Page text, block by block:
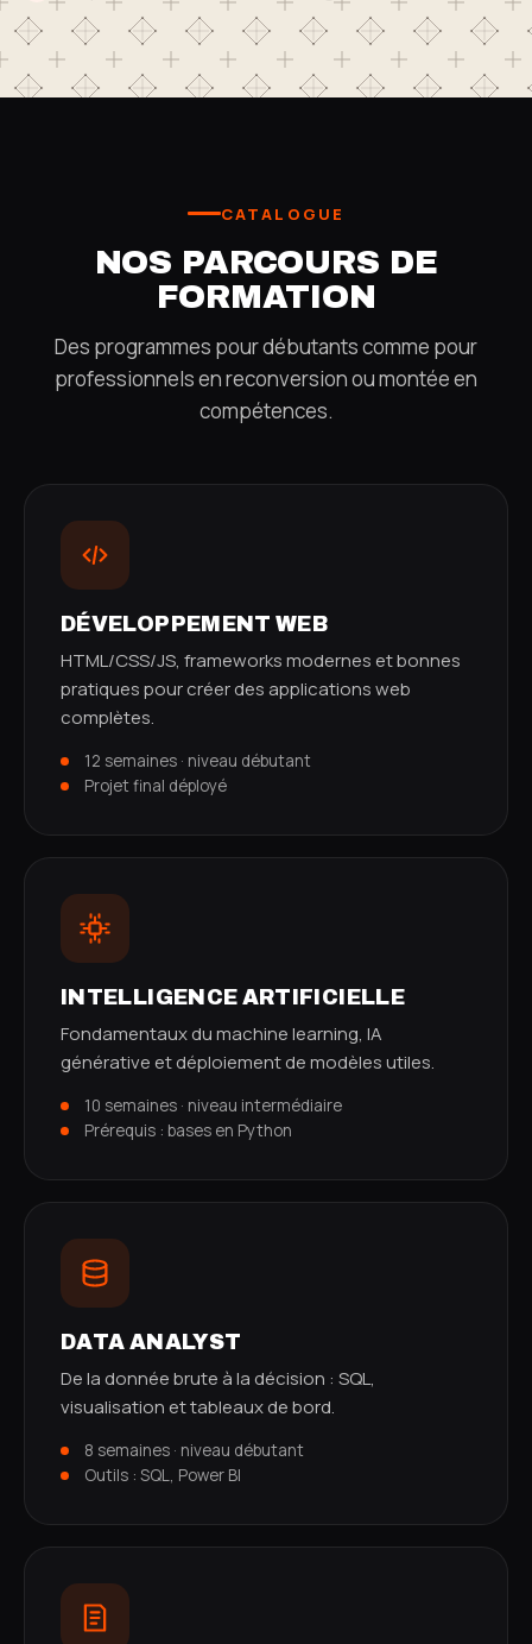
CATALOGUE
NOS PARCOURS DE
FORMATION
Des programmes pour débutants comme pour
professionnels en reconversion ou montée en
compétences.
DÉVELOPPEMENT WEB
HTML/CSS/JS, frameworks modernes et bonnes
pratiques pour créer des applications web
complètes.
12 semaines · niveau débutant
Projet final déployé
INTELLIGENCE ARTIFICIELLE
Fondamentaux du machine learning, IA
générative et déploiement de modèles utiles.
10 semaines · niveau intermédiaire
Prérequis : bases en Python
DATA ANALYST
De la donnée brute à la décision : SQL,
visualisation et tableaux de bord.
8 semaines · niveau débutant
Outils : SQL, Power BI